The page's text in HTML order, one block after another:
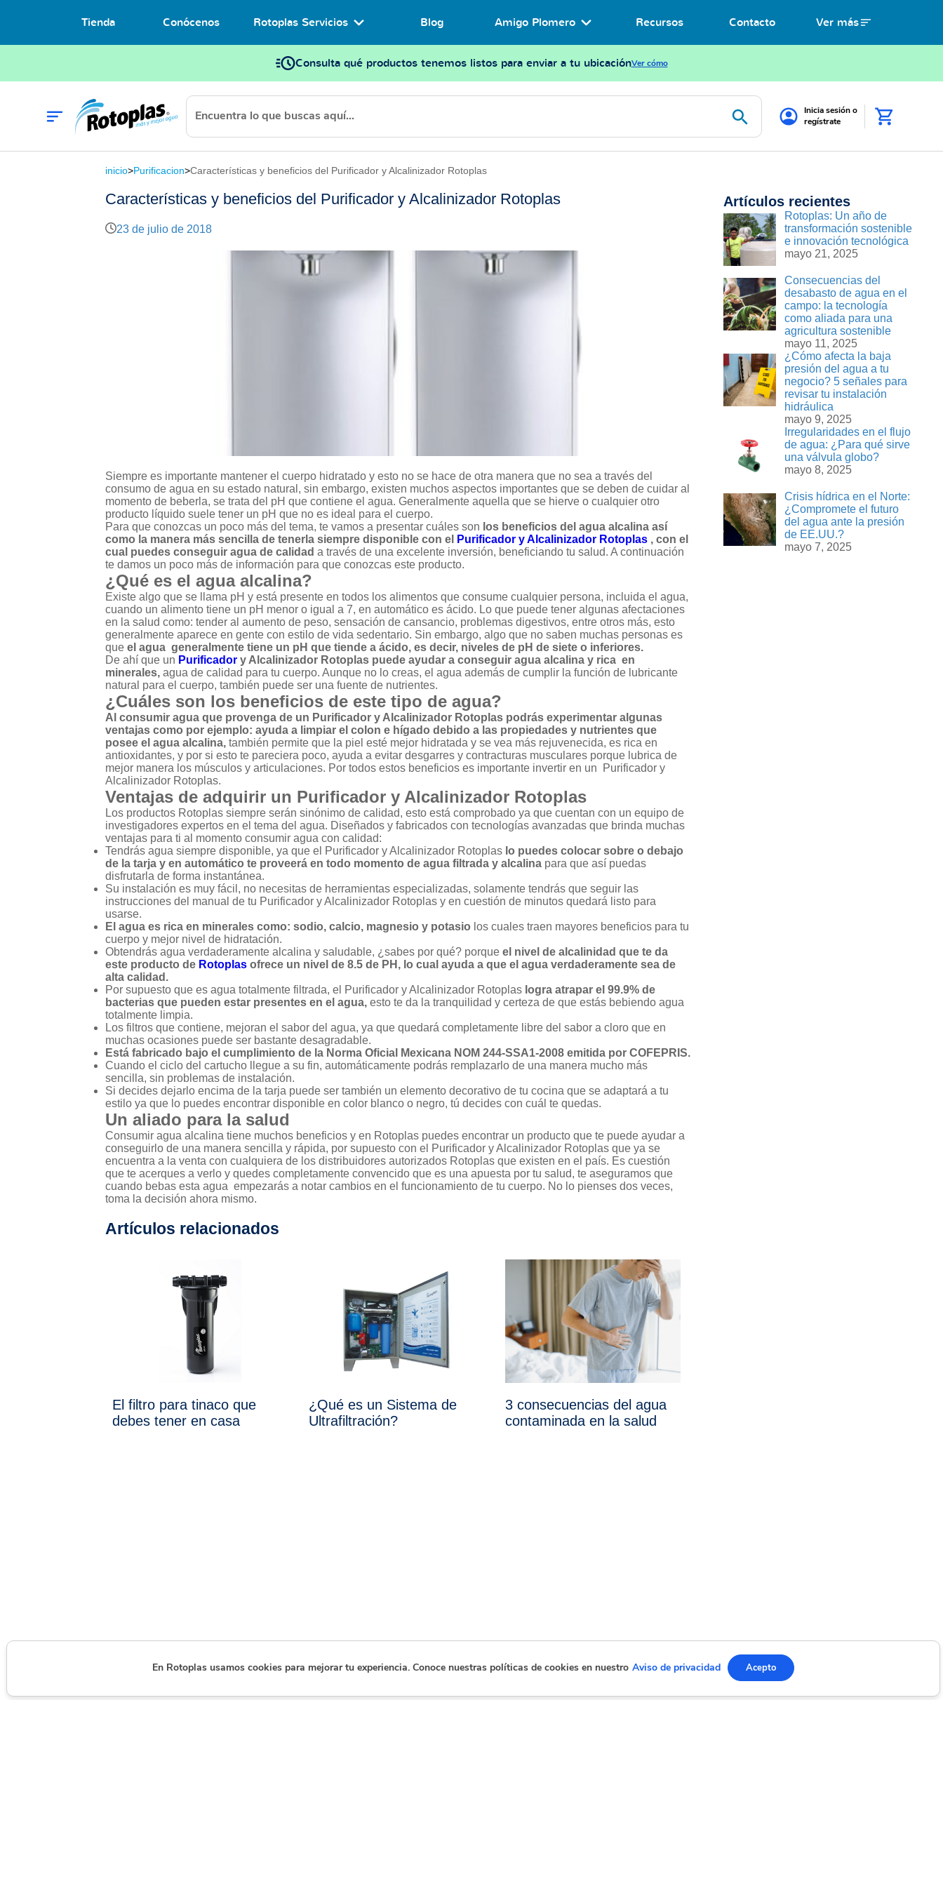
Tienda Conócenos Rotoplas Servicios Blog Amigo Plomero Recursos Contacto Ver más
Consulta qué productos tenemos listos para enviar a tu ubicaciónVer cómo
Inicia sesión o
regístrate
En Rotoplas usamos cookies para mejorar tu experiencia. Conoce nuestras políticas de cookies en nuestro Aviso de privacidad Acepto
inicio>Purificacion>Características y beneficios del Purificador y Alcalinizador Rotoplas
Características y beneficios del Purificador y Alcalinizador Rotoplas
23 de julio de 2018
Siempre es importante mantener el cuerpo hidratado y esto no se hace de otra manera que no sea a través del
consumo de agua en su estado natural, sin embargo, existen muchos aspectos importantes que se deben de cuidar al
momento de beberla, se trata del pH que contiene el agua. Generalmente aquella que se hierve o cualquier otro
producto líquido suele tener un pH que no es ideal para el cuerpo.
Para que conozcas un poco más del tema, te vamos a presentar cuáles son los beneficios del agua alcalina así
como la manera más sencilla de tenerla siempre disponible con el
Purificador y Alcalinizador Rotoplas , con el
cual puedes conseguir agua de calidada través de una excelente inversión, beneficiando tu salud. A continuación
te damos un poco más de información para que conozcas este producto.
¿Qué es el agua alcalina?
Existe algo que se llama pH y está presente en todos los alimentos que consume cualquier persona, incluida el agua,
cuando un alimento tiene un pH menor o igual a 7, en automático es ácido. Lo que puede tener algunas afectaciones
en la salud como: tender al aumento de peso, sensación de cansancio, problemas digestivos, entre otros más, esto
generalmente aparece en gente con estilo de vida sedentario. Sin embargo, algo que no saben muchas personas es
queel agua generalmente tiene un pH que tiende a ácido, es decir, niveles de pH de siete o inferiores.
De ahí que un Purificadory Alcalinizador Rotoplas puede ayudar a conseguir agua alcalina y rica en
minerales,agua de calidad para tu cuerpo. Aunque no lo creas, el agua además de cumplir la función de lubricante
natural para el cuerpo, también puede ser una fuente de nutrientes.
¿Cuáles son los beneficios de este tipo de agua?
Al consumir agua que provenga de un Purificador y Alcalinizador Rotoplas podrás experimentar algunas
ventajas como por ejemplo: ayuda a limpiar el colon e hígado debido a las propiedades y nutrientes que
posee el agua alcalina,también permite que la piel esté mejor hidratada y se vea más rejuvenecida, es rica en
antioxidantes, y por si esto te pareciera poco, ayuda a evitar desgarres y contracturas musculares porque lubrica de
mejor manera los músculos y articulaciones. Por todos estos beneficios es importante invertir en un Purificador y
Alcalinizador Rotoplas.
Ventajas de adquirir un Purificador y Alcalinizador Rotoplas
Los productos Rotoplas siempre serán sinónimo de calidad, esto está comprobado ya que cuentan con un equipo de
investigadores expertos en el tema del agua. Diseñados y fabricados con tecnologías avanzadas que brinda muchas
ventajas para ti al momento consumir agua con calidad:
Tendrás agua siempre disponible, ya que el Purificador y Alcalinizador Rotoplas lo puedes colocar sobre o debajo
de la tarja y en automático te proveerá en todo momento de agua filtrada y alcalina para que así puedas
disfrutarla de forma instantánea.
Su instalación es muy fácil, no necesitas de herramientas especializadas, solamente tendrás que seguir las
instrucciones del manual de tu Purificador y Alcalinizador Rotoplas y en cuestión de minutos quedará listo para
usarse.
El agua es rica en minerales como: sodio, calcio, magnesio y potasio los cuales traen mayores beneficios para tu
cuerpo y mejor nivel de hidratación.
Obtendrás agua verdaderamente alcalina y saludable, ¿sabes por qué? porqueel nivel de alcalinidad que te da
este producto de Rotoplasofrece un nivel de 8.5 de PH, lo cual ayuda a que el agua verdaderamente sea de
alta calidad.
Por supuesto que es agua totalmente filtrada, el Purificador y Alcalinizador Rotoplas logra atrapar el 99.9% de
bacterias que pueden estar presentes en el agua,esto te da la tranquilidad y certeza de que estás bebiendo agua
totalmente limpia.
Los filtros que contiene, mejoran el sabor del agua, ya que quedará completamente libre del sabor a cloro que en
muchas ocasiones puede ser bastante desagradable.
Está fabricado bajo el cumplimiento de la Norma Oficial Mexicana NOM 244-SSA1-2008 emitida por COFEPRIS.
Cuando el ciclo del cartucho llegue a su fin, automáticamente podrás remplazarlo de una manera mucho más
sencilla, sin problemas de instalación.
Si decides dejarlo encima de la tarja puede ser también un elemento decorativo de tu cocina que se adaptará a tu
estilo ya que lo puedes encontrar disponible en color blanco o negro, tú decides con cuál te quedas.
Un aliado para la salud
Consumir agua alcalina tiene muchos beneficios y en Rotoplas puedes encontrar un producto que te puede ayudar a
conseguirlo de una manera sencilla y rápida, por supuesto con el Purificador y Alcalinizador Rotoplas que ya se
encuentra a la venta con cualquiera de los distribuidores autorizados Rotoplas que existen en el país. Es cuestión
que te acerques a verlo y quedes completamente convencido que es una apuesta por tu salud, te aseguramos que
cuando bebas esta agua empezarás a notar cambios en el funcionamiento de tu cuerpo. No lo pienses dos veces,
toma la decisión ahora mismo.
Artículos relacionados
El filtro para tinaco que
debes tener en casa
¿Qué es un Sistema de
Ultrafiltración?
3 consecuencias del agua
contaminada en la salud
Artículos recientes
Rotoplas: Un año de
transformación sostenible
e innovación tecnológica
mayo 21, 2025
Consecuencias del
desabasto de agua en el
campo: la tecnología
como aliada para una
agricultura sostenible
mayo 11, 2025
¿Cómo afecta la baja
presión del agua a tu
negocio? 5 señales para
revisar tu instalación
hidráulica
mayo 9, 2025
Irregularidades en el flujo
de agua: ¿Para qué sirve
una válvula globo?
mayo 8, 2025
Crisis hídrica en el Norte:
¿Compromete el futuro
del agua ante la presión
de EE.UU.?
mayo 7, 2025